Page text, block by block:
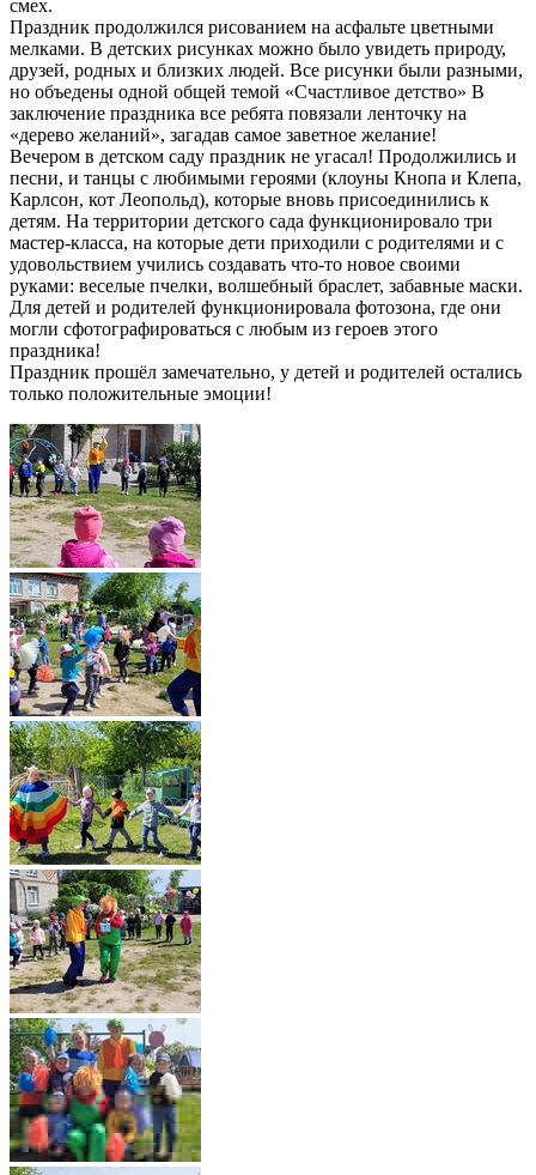
смех.
Праздник продолжился рисованием на асфальте цветными
мелками. В детских рисунках можно было увидеть природу,
друзей, родных и близких людей. Все рисунки были разными,
но объедены одной общей темой «Счастливое детство» В
заключение праздника все ребята повязали ленточку на
«дерево желаний», загадав самое заветное желание!
Вечером в детском саду праздник не угасал! Продолжились и
песни, и танцы с любимыми героями (клоуны Кнопа и Клепа,
Карлсон, кот Леопольд), которые вновь присоединились к
детям. На территории детского сада функционировало три
мастер-класса, на которые дети приходили с родителями и с
удовольствием учились создавать что-то новое своими
руками: веселые пчелки, волшебный браслет, забавные маски.
Для детей и родителей функционировала фотозона, где они
могли сфотографироваться с любым из героев этого
праздника!
Праздник прошёл замечательно, у детей и родителей остались
только положительные эмоции!